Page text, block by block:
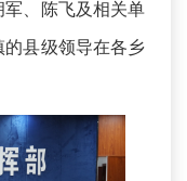
、陈飞及相关单
县级领导在各乡